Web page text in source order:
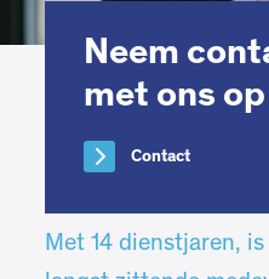
Neem
met ons op
Contact
Met 14 dienstjaren,